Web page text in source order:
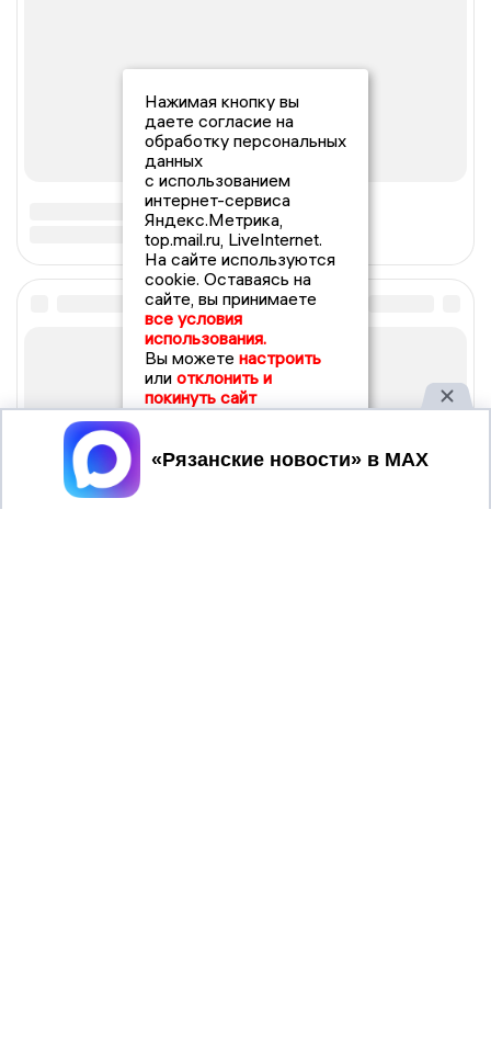
Нажимая кнопку вы
даете согласие на
обработку персональных
данных
с использованием
интернет-сервиса
Яндекс.Метрика,
top.mail.ru, LiveInternet.
На сайте используются
cookie. Оставаясь на
сайте, вы принимаете
все условия
использования.
Вы можете настроить
или отклонить и
покинуть сайт
Принять